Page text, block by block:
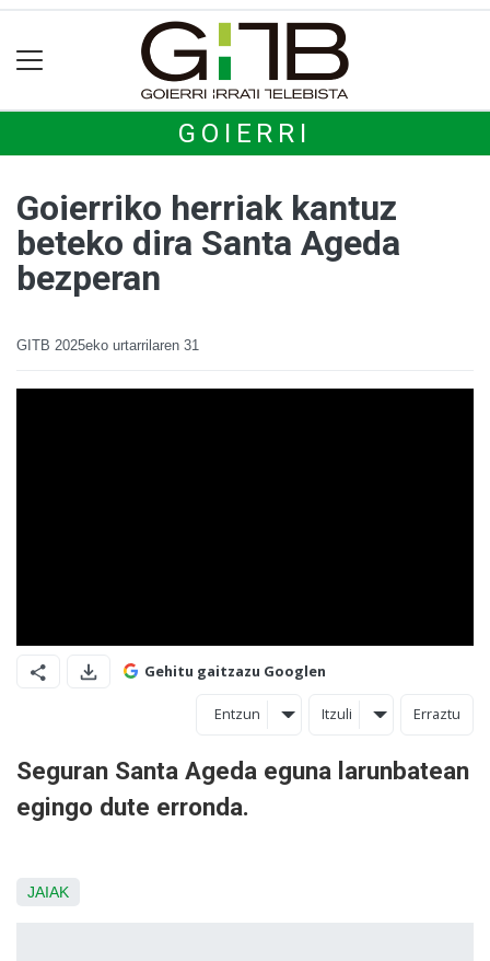
GOIERRI
Goierriko herriak kantuz
beteko dira Santa Ageda
bezperan
GITB 2025eko urtarrilaren 31
Gehitu gaitzazu Googlen
Entzun Itzuli Erraztu
Seguran Santa Ageda eguna larunbatean
egingo dute erronda.
JAIAK